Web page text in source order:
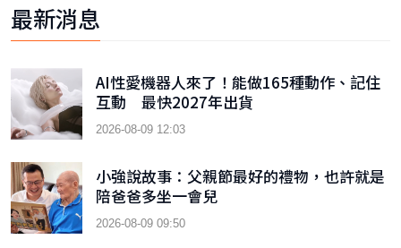
最新消息
AI性愛機器人來了！能做165種動作、記住
互動 最快2027年出貨
2026-08-09 12:03
小強說故事：父親節最好的禮物，也許就是
陪爸爸多坐一會兒
2026-08-09 09:50